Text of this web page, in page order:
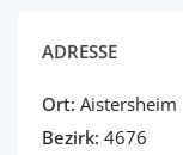
ADRESSE
Ort: Aistersheim
Bezirk: 4676